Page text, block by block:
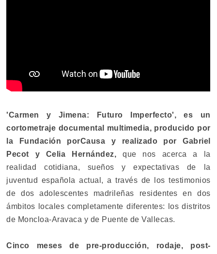
'Carmen y Jimena: Futuro Imperfecto', es un
cortometraje documental multimedia, producido por
la Fundación porCausa y realizado por Gabriel
Pecot y Celia Hernández, que nos acerca a la
realidad cotidiana, sueños y expectativas de la
juventud española actual, a través de los testimonios
de dos adolescentes madrileñas residentes en dos
ámbitos locales completamente diferentes: los distritos
de Moncloa-Aravaca y de Puente de Vallecas.
Cinco meses de pre-producción, rodaje, post-